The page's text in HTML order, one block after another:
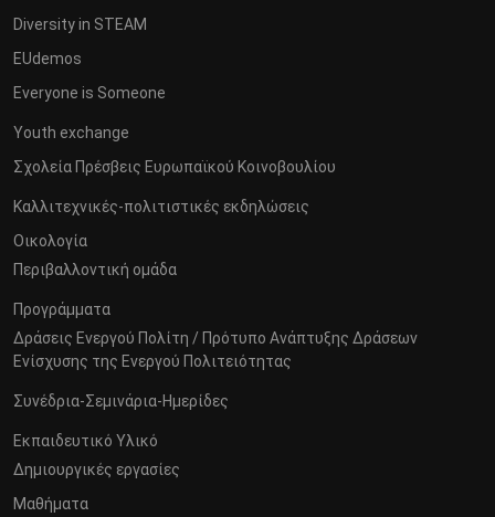
Diversity in STEAM
EUdemos
Everyone is Someone
Youth exchange
Σχολεία Πρέσβεις Ευρωπαϊκού Κοινοβουλίου
Καλλιτεχνικές-πολιτιστικές εκδηλώσεις
Οικολογία
Περιβαλλοντική ομάδα
Προγράμματα
Δράσεις Ενεργού Πολίτη / Πρότυπο Ανάπτυξης Δράσεων
Ενίσχυσης της Ενεργού Πολιτειότητας
Συνέδρια-Σεμινάρια-Ημερίδες
Εκπαιδευτικό Υλικό
Δημιουργικές εργασίες
Μαθήματα